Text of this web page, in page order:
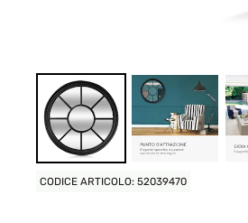
CODICE ARTICOLO: 52039470